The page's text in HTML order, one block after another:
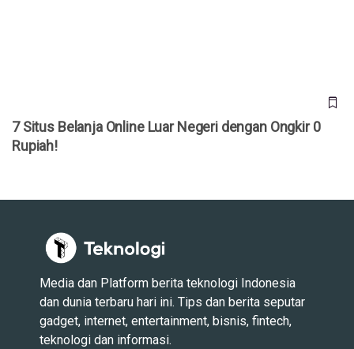
7 Situs Belanja Online Luar Negeri dengan Ongkir 0
Rupiah!
Media dan Platform berita teknologi Indonesia
dan dunia terbaru hari ini. Tips dan berita seputar
gadget, internet, entertainment, bisnis, fintech,
teknologi dan informasi.